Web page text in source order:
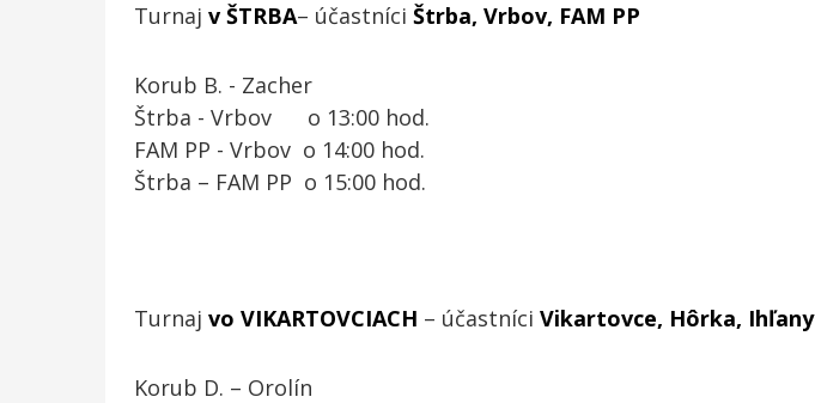
Turnaj v ŠTRBA– účastníci Štrba, Vrbov, FAM PP
Korub B. - Zacher
Štrba - Vrbov o 13:00 hod.
FAM PP - Vrbov o 14:00 hod.
Štrba – FAM PP o 15:00 hod.
Turnaj vo VIKARTOVCIACH – účastníci Vikartovce, Hôrka, Ihľany
Korub D. – Orolín